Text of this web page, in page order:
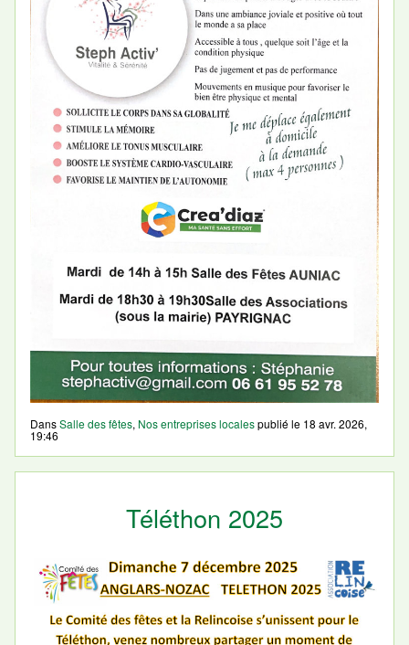
DansSalle des fêtes, Nos entreprises localespublié le 18 avr. 2026,
19:46
Téléthon 2025